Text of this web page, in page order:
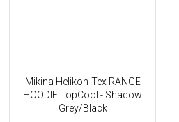
Mikina Helikon-Tex RANGE
HOODIE TopCool - Shadow
Grey/Black